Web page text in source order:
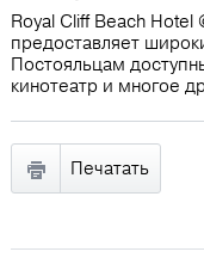
Royal Cliff Beach Hotel
предоставляет
Постояльцам
кинотеатр и многое
Печатать